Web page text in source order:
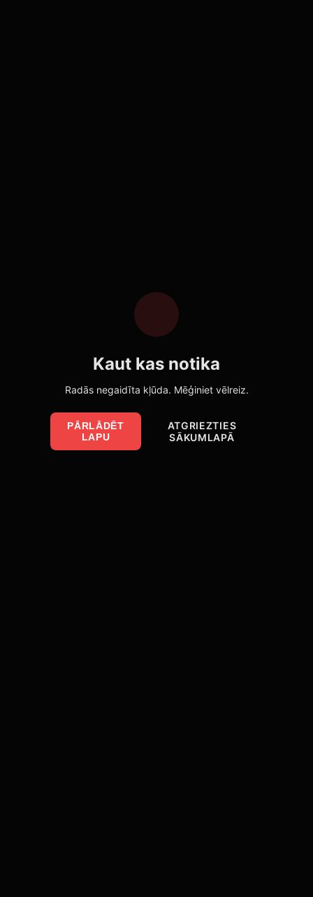
Kaut kas notika
Radās negaidīta kļūda. Mēģiniet vēlreiz.
PĀRLĀDĒT
LAPU
ATGRIEZTIES
SĀKUMLAPĀ